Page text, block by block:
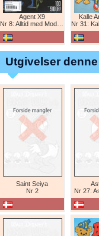
Agent X9
Nr 8: Alltid med Modesty Blaise
Kalle
Nr 31:
Utgivelser
Saint Seiya
Nr 2
Nr 27: